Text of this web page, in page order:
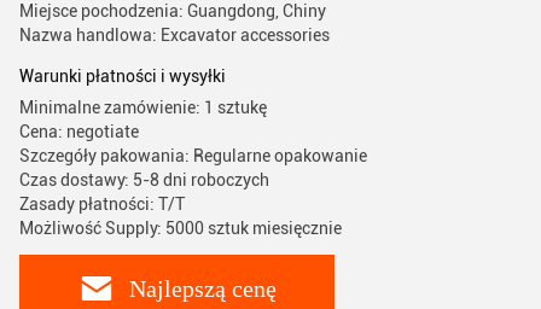
Miejsce pochodzenia: Guangdong, Chiny
Nazwa handlowa: Excavator accessories
Warunki płatności i wysyłki
Minimalne zamówienie: 1 sztukę
Cena: negotiate
Szczegóły pakowania: Regularne opakowanie
Czas dostawy: 5-8 dni roboczych
Zasady płatności: T/T
Możliwość Supply: 5000 sztuk miesięcznie
Najlepszą cenę